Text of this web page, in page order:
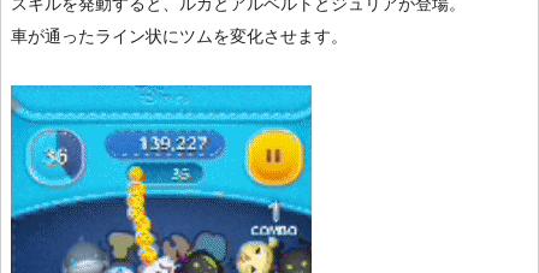
スキルを発動すると、ルカとアルベルトとジュリアが登場。
車が通ったライン状にツムを変化させます。